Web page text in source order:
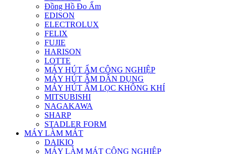
Đồng Hồ Đo Ẩm
EDISON
ELECTROLUX
FELIX
FUJIE
HARISON
LOTTE
MÁY HÚT ẨM CÔNG NGHIỆP
MÁY HÚT ẨM DÂN DỤNG
MÁY HÚT ẨM LỌC KHÔNG KHÍ
MITSUBISHI
NAGAKAWA
SHARP
STADLER FORM
MÁY LÀM MÁT
DAIKIO
MÁY LÀM MÁT CÔNG NGHIỆP